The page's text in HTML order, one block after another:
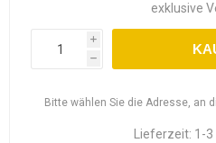
exklusive
i
h
Bitte wählen Sie die Adresse, an
Lieferzeit: 1-3